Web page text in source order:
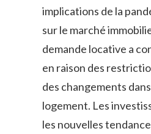
‍implications de ​la
sur le marché
demande locative a
en raison des
des changements
logement. Les
les nouvelles⁣